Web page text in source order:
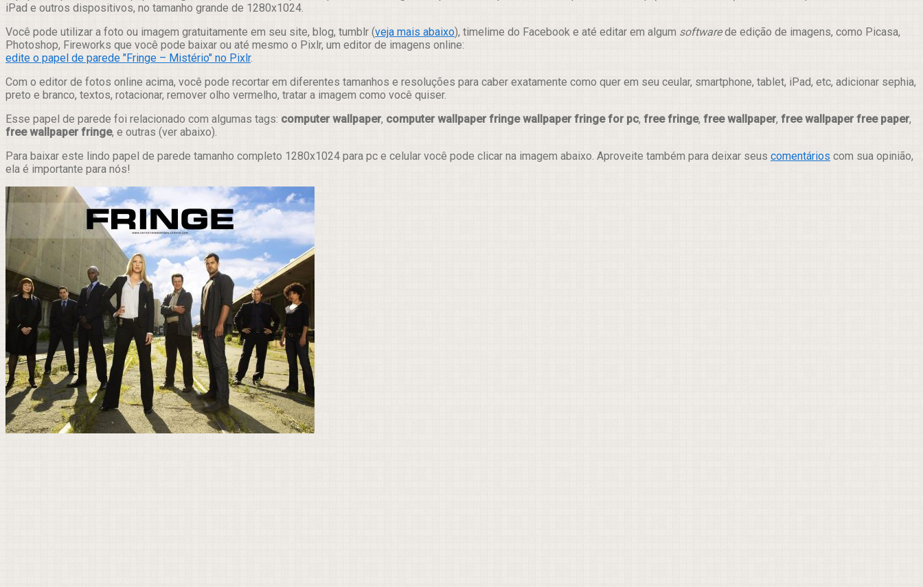
iPad e outros dispositivos, no tamanho grande de 1280x1024.
Você pode utilizar a foto ou imagem gratuitamente em seu site, blog, tumblr (veja mais abaixo), timelime do Facebook e até editar em algum softwarede edição de imagens, como Picasa,
Photoshop, Fireworks que você pode baixar ou até mesmo o Pixlr, um editor de imagens online:
edite o papel de parede "Fringe – Mistério" no Pixlr.
Com o editor de fotos online acima, você pode recortar em diferentes tamanhos e resoluções para caber exatamente como quer em seu ceular, smartphone, tablet, iPad, etc, adicionar sephia,
preto e branco, textos, rotacionar, remover olho vermelho, tratar a imagem como você quiser.
Esse papel de parede foi relacionado com algumas tags: computer wallpaper, computer wallpaper fringe wallpaper fringe for pc, free fringe, free wallpaper, free wallpaper free paper,
free wallpaper fringe, e outras (ver abaixo).
Para baixar este lindo papel de parede tamanho completo 1280x1024 para pc e celular você pode clicar na imagem abaixo. Aproveite também para deixar seus comentários com sua opinião,
ela é importante para nós!